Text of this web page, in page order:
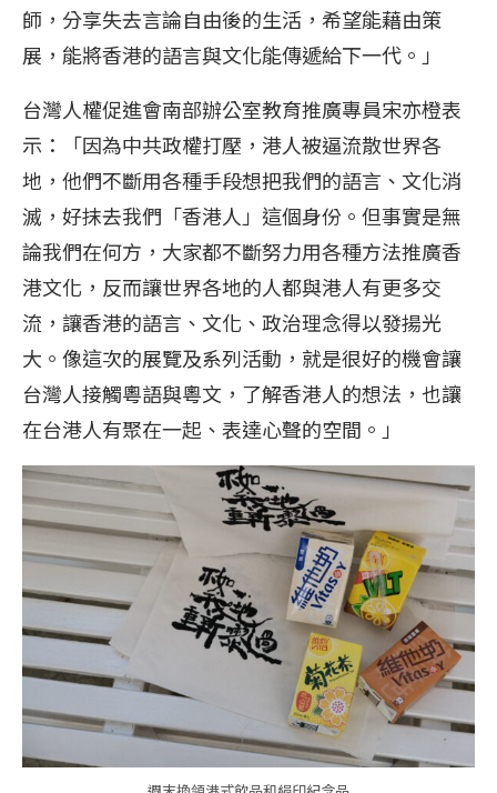
師，分享失去言論自由後的生活，希望能藉由策
展，能將香港的語言與文化能傳遞給下一代。」
台灣人權促進會南部辦公室教育推廣專員宋亦橙表
示：「因為中共政權打壓，港人被逼流散世界各
地，他們不斷用各種手段想把我們的語言、文化消
滅，好抹去我們「香港人」這個身份。但事實是無
論我們在何方，大家都不斷努力用各種方法推廣香
港文化，反而讓世界各地的人都與港人有更多交
流，讓香港的語言、文化、政治理念得以發揚光
大。像這次的展覽及系列活動，就是很好的機會讓
台灣人接觸粵語與粵文，了解香港人的想法，也讓
在台港人有聚在一起、表達心聲的空間。」